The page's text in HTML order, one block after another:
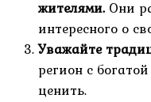
жителями. Они
интересного о
Уважайте
регион с
ценить.